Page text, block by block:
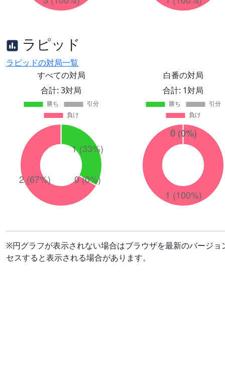
ラピッド
ラピッドの対局一覧
すべての対局
合計: 3対局
白番の対局
合計: 1対局
※円グラフが表示されない場合はブラウザを最新のバージ
セスすると表示される場合があります。